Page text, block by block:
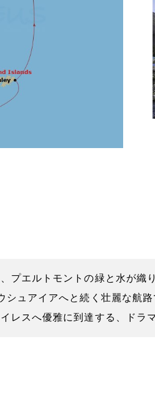
プエルトモントの緑と水が
ュアイアへと続く壮麗な航
レスへ優雅に到達する、ドラ